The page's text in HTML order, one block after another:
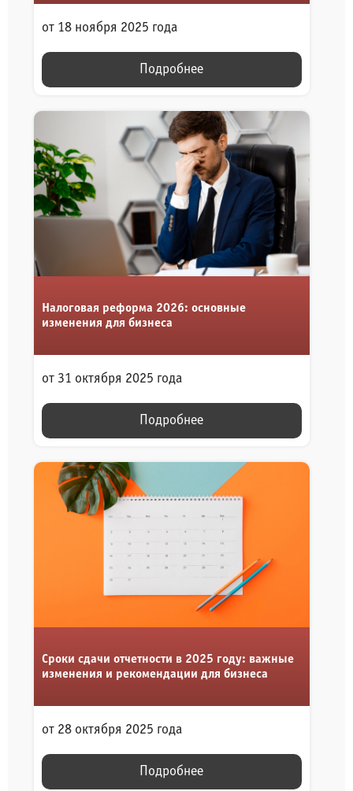
от 18 ноября 2025 года
Подробнее
Налоговая реформа 2026: основные
изменения для бизнеса
от 31 октября 2025 года
Подробнее
Сроки сдачи отчетности в 2025 году: важные
изменения и рекомендации для бизнеса
от 28 октября 2025 года
Подробнее